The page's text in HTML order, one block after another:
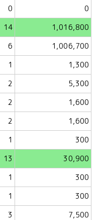
0
0
14
1,016,800
6
1,006,700
1
1,300
2
5,300
2
1,600
2
1,600
1
300
13
30,900
1
300
1
300
3
7,500